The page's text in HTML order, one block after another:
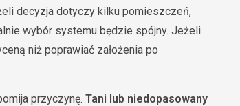
decyzja dotyczy kilku pomieszczeń,
wybór systemu będzie spójny. Jeżeli
niż poprawiać założenia po
przyczynę. Tani lub niedopasowany